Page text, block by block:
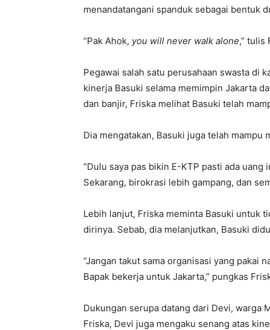
menandatangani spanduk sebagai bentuk
“Pak Ahok, you will never walk alone,” tulis
Pegawai salah satu perusahaan swasta di
kinerja Basuki selama memimpin Jakarta
dan banjir, Friska melihat Basuki telah
Dia mengatakan, Basuki juga telah
“Dulu saya pas bikin E-KTP pasti ada
Sekarang, birokrasi lebih gampang, dan
Lebih lanjut, Friska meminta Basuki untuk
dirinya. Sebab, dia melanjutkan, Basuki
“Jangan takut sama organisasi yang pakai
Bapak bekerja untuk Jakarta,” pungkas
Dukungan serupa datang dari Devi, warga
Friska, Devi juga mengaku senang atas